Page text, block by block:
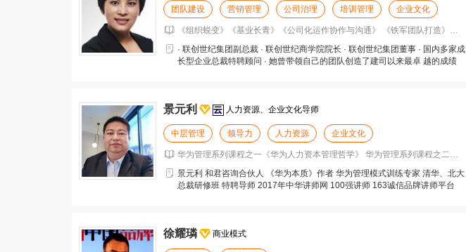
团队建设 营销管理 公司治理 培训管理 企业文化
《组织蜕变》《基业长青》《公司化运作协作与沟通》 《铁军团队打造》《军魂
· 联创世纪集团副总裁 · 联创世纪商学院院长 · 联创世纪集团董事 · 国内多家成
长型企业总裁特聘顾问 · 她曾带领自己的团队创造了建司以来最卓 越的成绩
景元利 人力资源、企业文化导师
中层管理 领导力 人力资源 企业文化
华为管理系列课程之一《华为人力资本管理哲学》 华为管理系列课程之二《华为
景元利 和君咨询合伙人 《华为本质》作者 华为管理模式训练专家 清华、北大
总裁研修班 特聘导师 2017年中华讲师网 100强讲师 163诚信品牌讲师平台
徐耀璘 商业模式